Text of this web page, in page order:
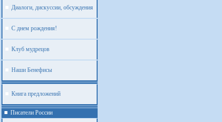
Диалоги, дискуссии, обсуждения
С днем рождения!
Клуб мудрецов
Наши Бенефисы
Книга предложений
Писатели России